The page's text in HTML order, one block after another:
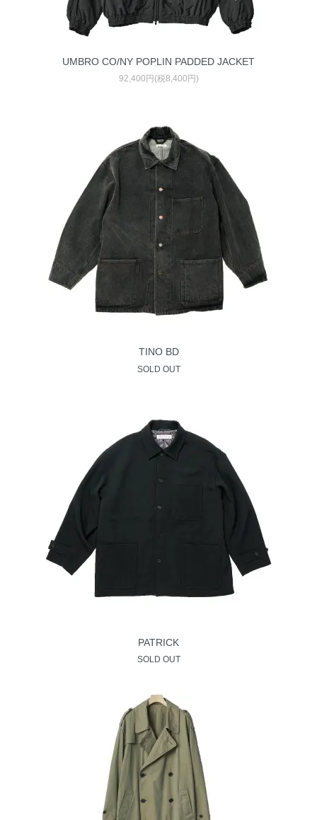
UMBRO CO/NY POPLIN PADDED JACKET
92,400円(税8,400円)
TINO BD
SOLD OUT
PATRICK
SOLD OUT